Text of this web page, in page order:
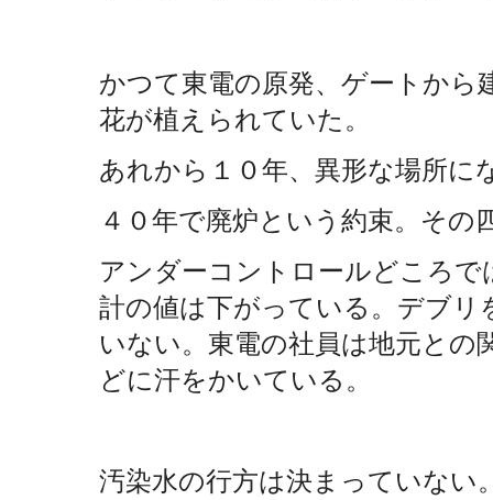
かつて東電の原発、ゲートから
花が植えられていた。
あれから１０年、異形な場所に
４０年で廃炉という約束。その
アンダーコントロールどころ
計の値は下がっている。デブリ
いない。東電の社員は地元との
どに汗をかいている。
汚染水の行方は決まっていない